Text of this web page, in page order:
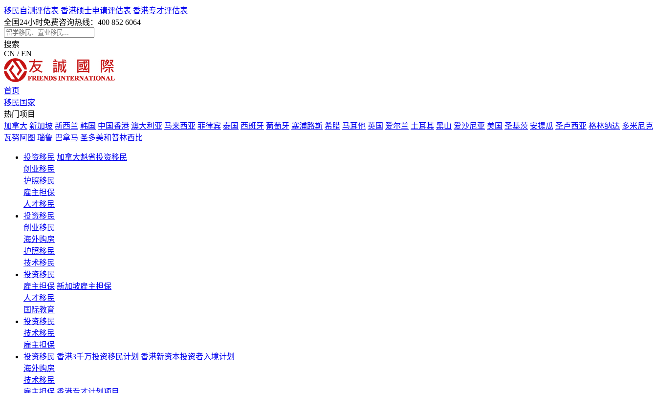
移民自测评估表 香港硕士申请评估表 香港专才评估表
全国24小时免费咨询热线： 400 852 6064
搜索
CN / EN
首页
移民国家
热门项目
加拿大 新加坡 新西兰 韩国 中国香港 澳大利亚 马来西亚 菲律宾 泰国 西班牙 葡萄牙 塞浦路斯 希腊 马耳他 英国 爱尔兰 土耳其 黑山 爱沙尼亚 美国 圣基茨 安提瓜 圣卢西亚 格林纳达 多米尼克
瓦努阿图 瑙鲁 巴拿马 圣多美和普林西比
投资移民 加拿大魁省投资移民
创业移民
护照移民
雇主担保
人才移民
投资移民
创业移民
海外购房
护照移民
技术移民
投资移民
雇主担保 新加坡雇主担保
人才移民
国际教育
投资移民
技术移民
雇主担保
投资移民 香港3千万投资移民计划 香港新资本投资者入境计划
海外购房
技术移民